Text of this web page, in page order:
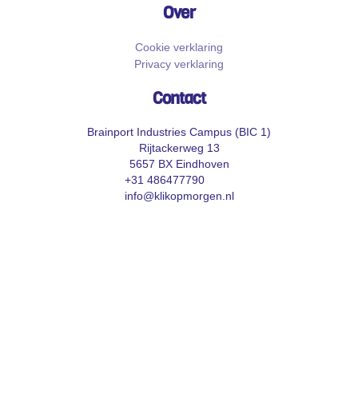
Over
Cookie verklaring
Privacy verklaring
Contact
Brainport Industries Campus (BIC 1)
Rijtackerweg 13
5657 BX Eindhoven
+31 486477790
info@klikopmorgen.nl